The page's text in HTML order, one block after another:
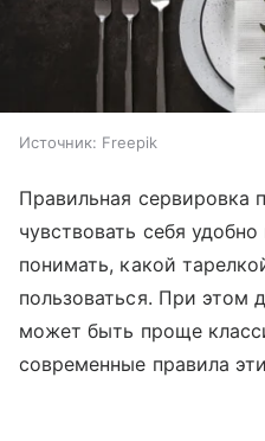
Источник: Freepik
Правильная сервировка
чувствовать себя
понимать, какой
пользоваться. При этом
может быть проще
современные правила